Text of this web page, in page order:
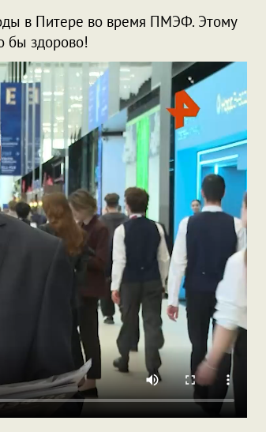
в Питере во время ПМЭФ. Этому
бы здорово!